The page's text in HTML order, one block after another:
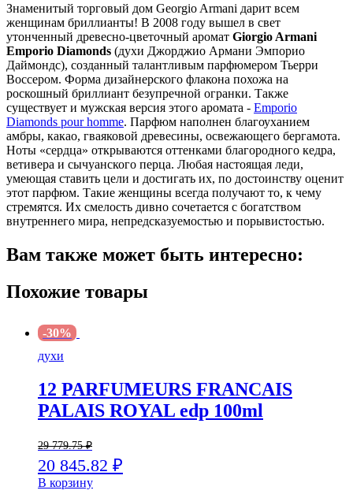
edp
(w)
100ml
Знаменитый торговый дом Georgio Armani дарит всем
женщинам бриллианты! В 2008 году вышел в свет
утонченный древесно-цветочный аромат Giorgio Armani
Emporio Diamonds (духи Джорджио Армани Эмпорио
Даймондс), созданный талантливым парфюмером Тьерри
Воссером. Форма дизайнерского флакона похожа на
роскошный бриллиант безупречной огранки. Также
существует и мужская версия этого аромата - Emporio
Diamonds pour homme. Парфюм наполнен благоуханием
амбры, какао, гваяковой древесины, освежающего бергамота.
Ноты «сердца» открываются оттенками благородного кедра,
ветивера и сычуанского перца. Любая настоящая леди,
умеющая ставить цели и достигать их, по достоинству оценит
этот парфюм. Такие женщины всегда получают то, к чему
стремятся. Их смелость дивно сочетается с богатством
внутреннего мира, непредсказуемостью и порывистостью.
Вам также может быть интересно:
Похожие товары
-30%
духи
12 PARFUMEURS FRANCAIS
PALAIS ROYAL edp 100ml
29 779.75₽
20 845.82 ₽
В корзину